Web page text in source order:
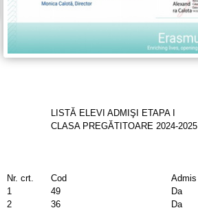
LISTĂ ELEVI ADMIŞI ETAPA I
CLASA PREGĂTITOARE 2024-2025
Nr. crt. Cod Admis
1
49 Da
2
36 Da